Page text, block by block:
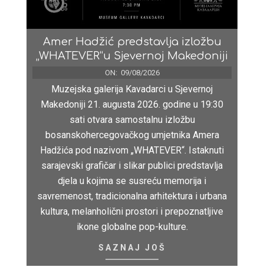
Amer Hadžić predstavlja izložbu
„WHATEVER“u Sjevernoj Makedoniji
ON: 09/08/2026
Muzejska galerija Kavadarci u Sjevernoj
Makedoniji 21. augusta 2026. godine u 19:30
sati otvara samostalnu izložbu
bosanskohercegovačkog umjetnika Amera
Hadžića pod nazivom „WHATEVER“. Istaknuti
sarajevski grafičar i slikar publici predstavlja
djela u kojima se susreću memorija i
savremenost, tradicionalna arhitektura i urbana
kultura, melanholični prostori i prepoznatljive
ikone globalne pop-kulture.
SAZNAJ JOŠ